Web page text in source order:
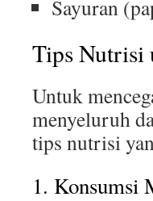
Sayuran
Tips Nutrisi
Untuk
menyeluruh
tips nutrisi
1. Konsumsi